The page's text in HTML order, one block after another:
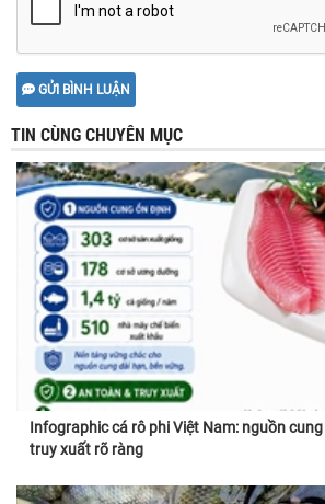
GỬI BÌNH LUẬN
TIN CÙNG CHUYÊN MỤC
Infographic cá rô phi Việt Nam: nguồn
truy xuất rõ ràng